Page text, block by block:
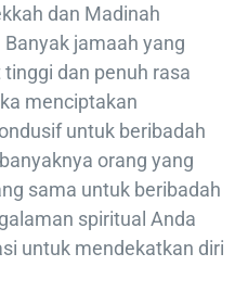
dan Madinah
jamaah yang
dan penuh rasa
menciptakan
untuk beribadah
orang yang
sama untuk beribadah
spiritual Anda
untuk mendekatkan diri